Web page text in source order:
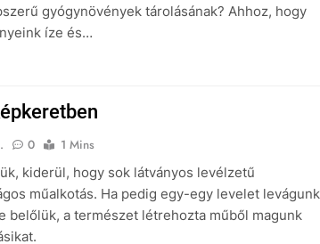
gyógynövények tárolásának? Ahhoz, hogy
íze és…
0
1 Mins
kiderül, hogy sok látványos levélzetű
műalkotás. Ha pedig egy-egy levelet levágunk
belőlük, a természet létrehozta műből magunk